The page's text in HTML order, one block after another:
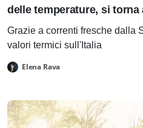
delle temperature, si torna
Grazie a correnti fresche dalla
valori termici sull'Italia
Elena Rava